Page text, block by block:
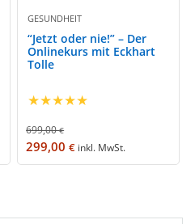
GESUNDHEIT
“Jetzt oder nie!” – Der
Onlinekurs mit Eckhart
Tolle
★★★★★
699,00€
299,00€ inkl. MwSt.